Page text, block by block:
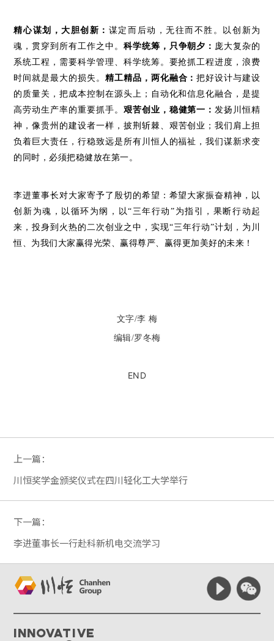
精心谋划，大胆创新： 谋定而后动，无往而不胜。以创新为
魂，贯穿到所有工作之中。 科学统筹，只争朝夕： 庞大复杂的
系统工程，需要科学管理、科学统筹。要抢抓工程进度，浪费
时间就是最大的损失。 精工精品，两化融合：把好设计与建设
的质量关，把成本控制在源头上；自动化和信息化融合，是提
高劳动生产率的重要抓手。 艰苦创业，稳健第一： 发扬川恒精
神，像贵州的建设者一样，披荆斩棘、艰苦创业； 我们肩上担
负着巨大责任，行稳致远是所有川恒人的福祉，我们谋新求变
的同时，必须把稳健放在第一。
李进董事长对大家寄予了殷切的希望：希望大家振奋精神，以
创新为魂，以循环为纲，以“三年行动” 为指引，果断行动起
来，投身到火热的二次创业之中，实现“三年行动”计划，为川
恒、为我们大家赢得光荣、赢得尊严、赢得更加美好的未来！
文字/李 梅
编辑/罗冬梅
END
上一篇：
川恒奖学金颁奖仪式在四川轻化工大学举行
下一篇：
李进董事长一行赴科新机电交流学习
Innovative